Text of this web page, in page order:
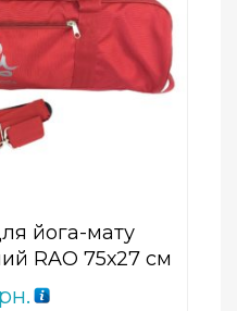
йога-мату
RAO 75х27 см
Wishlist